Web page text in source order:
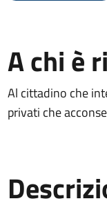
A chi è
Al cittadino che
privati che